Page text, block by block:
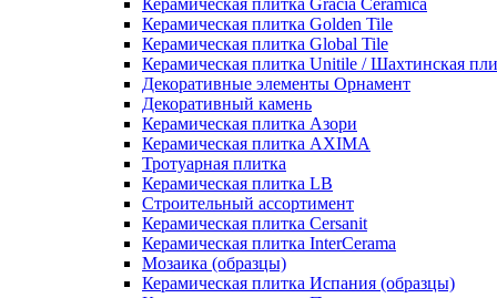
Керамическая плитка Golden Tile
Керамическая плитка Global Tile
Керамическая плитка Unitile / Шахтинская
Декоративные элементы Орнамент
Декоративный камень
Керамическая плитка Азори
Керамическая плитка AXIMA
Тротуарная плитка
Керамическая плитка LB
Строительный ассортимент
Керамическая плитка Cersanit
Керамическая плитка InterCerama
Мозаика (образцы)
Керамическая плитка Испания (образцы)